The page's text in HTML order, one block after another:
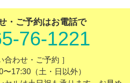
・ご予約はお電話で
76-1221
合わせ・ご予約 ］
17:30（土・日以外）